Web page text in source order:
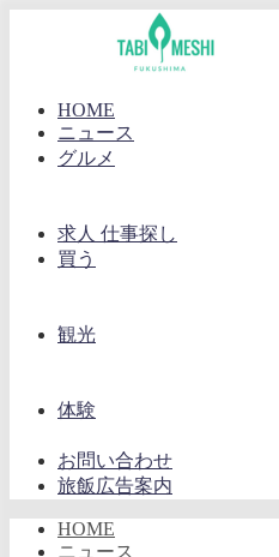
HOME
ニュース
グルメ
求人 仕事探し
買う
観光
体験
お問い合わせ
旅飯広告案内
HOME
ニュース